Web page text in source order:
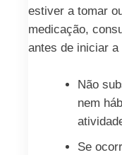
estiver a tomar
medicação,
antes de iniciar a
Não
nem
Se